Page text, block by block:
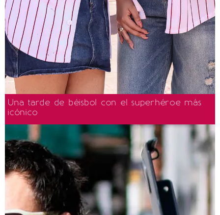
Una tarde de béisbol con el superhéroe más
icónico